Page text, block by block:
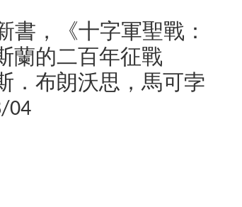
書，《十字軍聖戰：
蘭的二百年征戰
．布朗沃思，馬可孛
04